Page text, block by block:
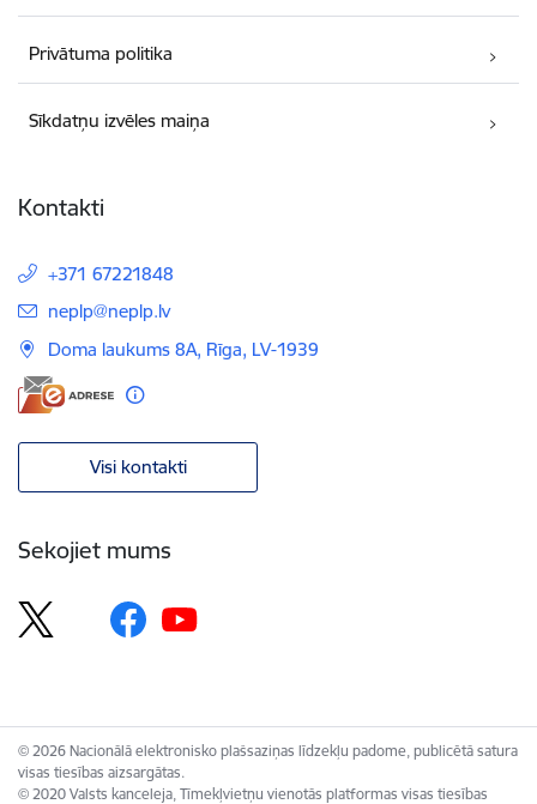
Privātuma politika
Sīkdatņu izvēles maiņa
Kontakti
+371 67221848
E-pasts:
neplp@neplp.lv
Doma laukums 8A, Rīga, LV-1939
Visi kontakti
Sekojiet mums
© 2026 Nacionālā elektronisko plašsaziņas līdzekļu padome, publicētā satura
visas tiesības aizsargātas.
© 2020 Valsts kanceleja, Tīmekļvietņu vienotās platformas visas tiesības